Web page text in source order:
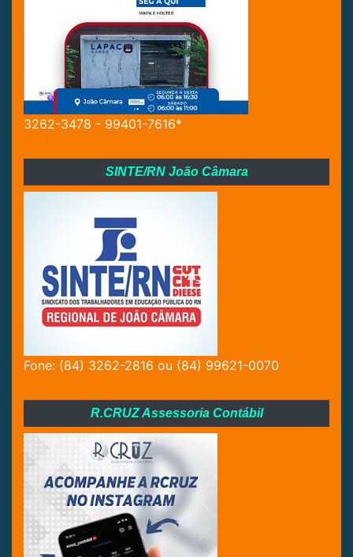
3262-3478 - 99401-7616*
SINTE/RN João Câmara
Fone: (84) 3262-2816 ou (84) 99621-0070
R.CRUZ Assessoria Contábil